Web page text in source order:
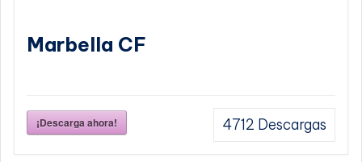
Marbella CF
¡Descarga ahora! 4712 Descargas